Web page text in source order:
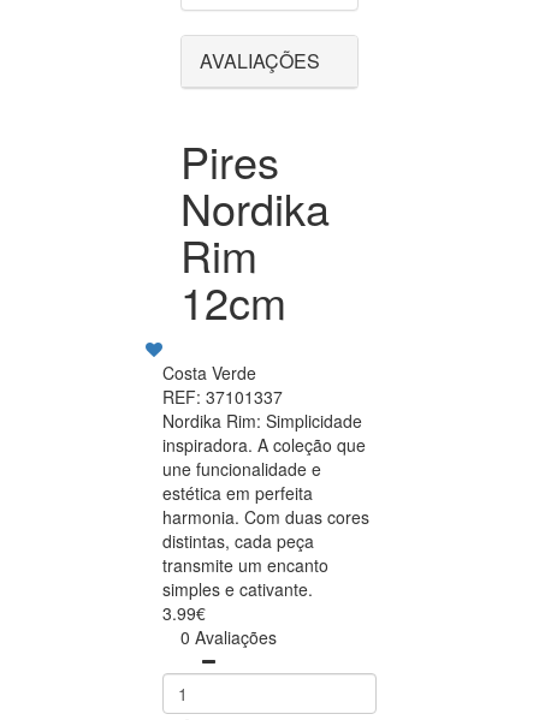
AVALIAÇÕES
Pires
Nordika
Rim
12cm
Costa Verde
REF: 37101337
Nordika Rim: Simplicidade
inspiradora. A coleção que
une funcionalidade e
estética em perfeita
harmonia. Com duas cores
distintas, cada peça
transmite um encanto
simples e cativante.
3.99€
0 Avaliações